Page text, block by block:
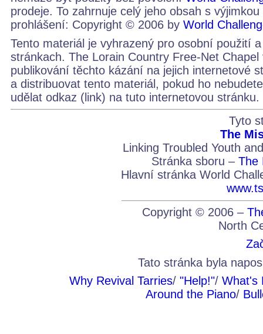
prodeje. To zahrnuje celý jeho obsah s
prohlášení: Copyright © 2006 by World
Tento materiál je vyhrazený pro osobní použití
stránkach. The Lorain Country Free-Net
publikování těchto kázání na jejich internetové
a distribuovat tento materiál, pokud ho
udělat odkaz (link) na tuto internetovou stránku.
Tyto
The
Linking Troubled Youth
Stránka sboru – The
Hlavní stránka World
Copyright © 2006 –
North
Tato stránka byla
Why Revival Tarries/ "Help!"/ What's
Around the Piano/